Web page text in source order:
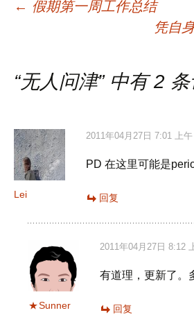
文
章
导
航
← 假期第一周工作总结
凭自
“无人问津” 中有 2
Lei
2011年04月27日 7:01 上午
PD 在这里可能是
回复
Sunner
2011年04月27日 8:12
有道理，更新了。
回复